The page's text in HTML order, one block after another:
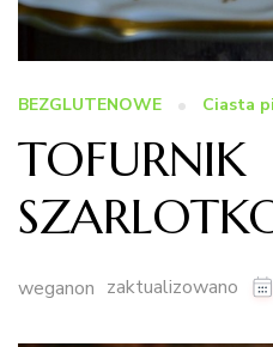
BEZGLUTENOWE Ciasta
TOFURNIK
weganon zaktualizowano